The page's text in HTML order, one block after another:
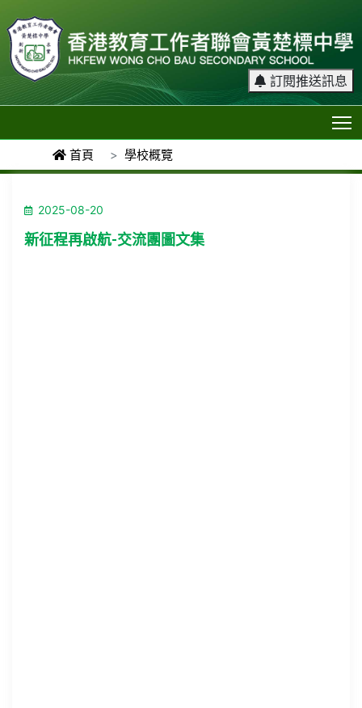
訂閱推送訊息
首頁 學校概覽
2025-08-20
新征程再啟航-交流團圖文集